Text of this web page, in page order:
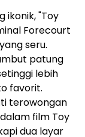
ikonik, "Toy
Forecourt
seru.
patung
lebih
favorit.
terowongan
film Toy
dua layar